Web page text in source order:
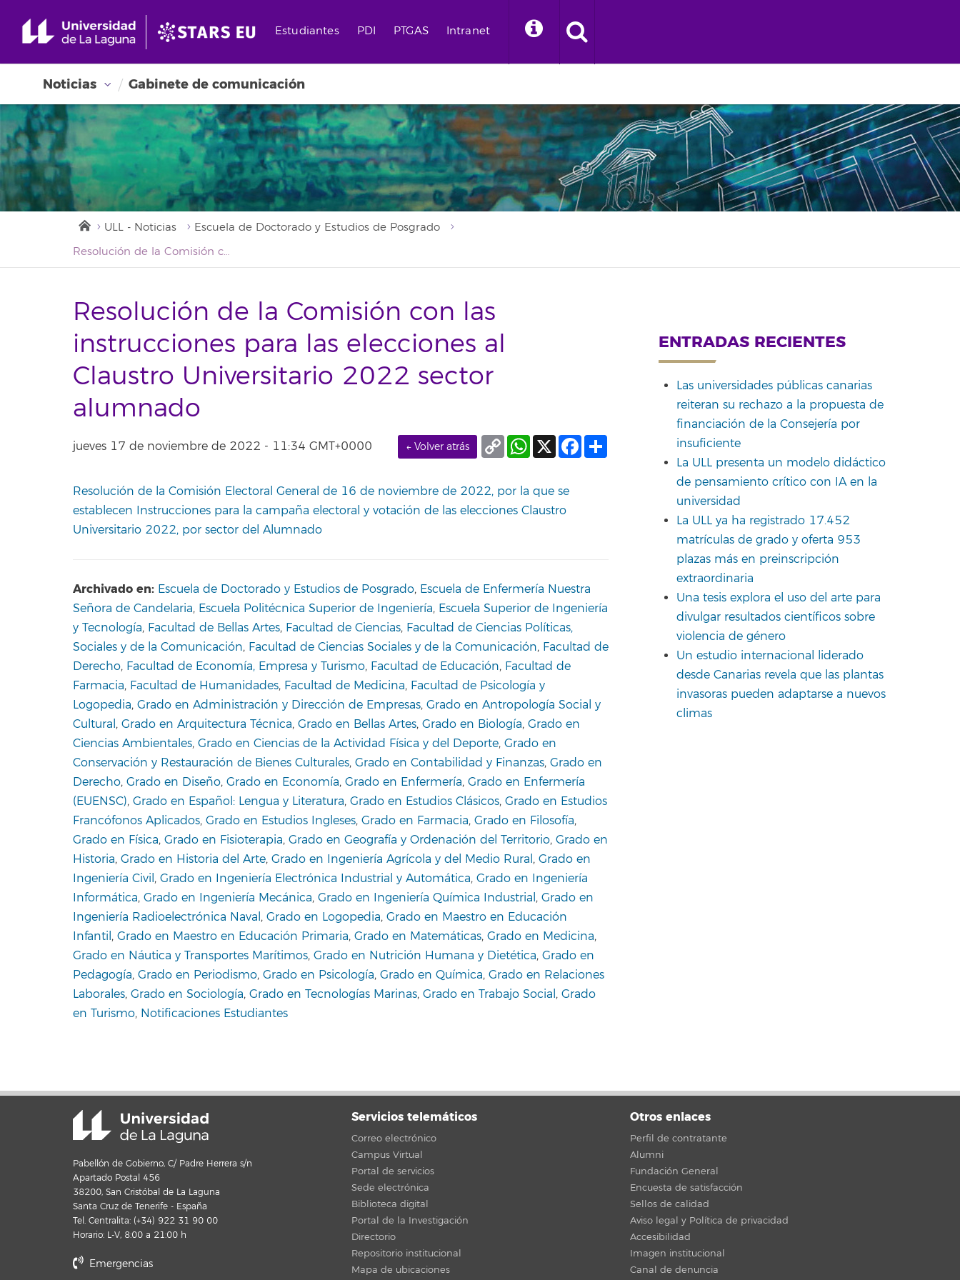
Estudiantes PDI PTGAS Intranet
Noticias Gabinete de comunicación
ULL - Noticias
Escuela de Doctorado y Estudios de Posgrado
Resolución de la Comisión con las instrucciones para las elecciones al Claustro Universitario 2022 sector alumnado
Resolución de la Comisión con las
instrucciones para las elecciones al
Claustro Universitario 2022 sector
alumnado
jueves 17 de noviembre de 2022 - 11:34 GMT+0000 ← Volver atrás Facebook
X
WhatsApp
Copy
Link
Resolución de la Comisión Electoral General de 16 de noviembre de 2022, por la que se
establecen Instrucciones para la campaña electoral y votación de las elecciones Claustro
Universitario 2022, por sector del Alumnado
Archivado en: Escuela de Doctorado y Estudios de Posgrado, Escuela de Enfermería Nuestra
Señora de Candelaria, Escuela Politécnica Superior de Ingeniería, Escuela Superior de Ingeniería
y Tecnología, Facultad de Bellas Artes, Facultad de Ciencias, Facultad de Ciencias Políticas,
Sociales y de la Comunicación, Facultad de Ciencias Sociales y de la Comunicación, Facultad de
Derecho, Facultad de Economía, Empresa y Turismo, Facultad de Educación, Facultad de
Farmacia, Facultad de Humanidades, Facultad de Medicina, Facultad de Psicología y
Logopedia, Grado en Administración y Dirección de Empresas, Grado en Antropología Social y
Cultural, Grado en Arquitectura Técnica, Grado en Bellas Artes, Grado en Biología, Grado en
Ciencias Ambientales, Grado en Ciencias de la Actividad Física y del Deporte, Grado en
Conservación y Restauración de Bienes Culturales, Grado en Contabilidad y Finanzas, Grado en
Derecho, Grado en Diseño, Grado en Economía, Grado en Enfermería, Grado en Enfermería
(EUENSC), Grado en Español: Lengua y Literatura, Grado en Estudios Clásicos, Grado en Estudios
Francófonos Aplicados, Grado en Estudios Ingleses, Grado en Farmacia, Grado en Filosofía,
Grado en Física, Grado en Fisioterapia, Grado en Geografía y Ordenación del Territorio, Grado en
Historia, Grado en Historia del Arte, Grado en Ingeniería Agrícola y del Medio Rural, Grado en
Ingeniería Civil, Grado en Ingeniería Electrónica Industrial y Automática, Grado en Ingeniería
Informática, Grado en Ingeniería Mecánica, Grado en Ingeniería Química Industrial, Grado en
Ingeniería Radioelectrónica Naval, Grado en Logopedia, Grado en Maestro en Educación
Infantil, Grado en Maestro en Educación Primaria, Grado en Matemáticas, Grado en Medicina,
Grado en Náutica y Transportes Marítimos, Grado en Nutrición Humana y Dietética, Grado en
Pedagogía, Grado en Periodismo, Grado en Psicología, Grado en Química, Grado en Relaciones
Laborales, Grado en Sociología, Grado en Tecnologías Marinas, Grado en Trabajo Social, Grado
en Turismo, Notificaciones Estudiantes
ENTRADAS RECIENTES
Las universidades públicas canarias
reiteran su rechazo a la propuesta de
financiación de la Consejería por
insuficiente
La ULL presenta un modelo didáctico
de pensamiento crítico con IA en la
universidad
La ULL ya ha registrado 17.452
matrículas de grado y oferta 953
plazas más en preinscripción
extraordinaria
Una tesis explora el uso del arte para
divulgar resultados científicos sobre
violencia de género
Un estudio internacional liderado
desde Canarias revela que las plantas
invasoras pueden adaptarse a nuevos
climas
Pabellón de Gobierno, C/ Padre Herrera s/n
Apartado Postal 456
38200, San Cristóbal de La Laguna
Santa Cruz de Tenerife - España
Tel. Centralita: (+34) 922 31 90 00
Horario: L-V, 8:00 a 21:00 h
Emergencias
Servicios telemáticos
Correo electrónico
Campus Virtual
Portal de servicios
Sede electrónica
Biblioteca digital
Portal de la Investigación
Directorio
Repositorio institucional
Mapa de ubicaciones
Otros enlaces
Perfil de contratante
Alumni
Fundación General
Encuesta de satisfacción
Sellos de calidad
Aviso legal y Política de privacidad
Accesibilidad
Imagen institucional
Canal de denuncia